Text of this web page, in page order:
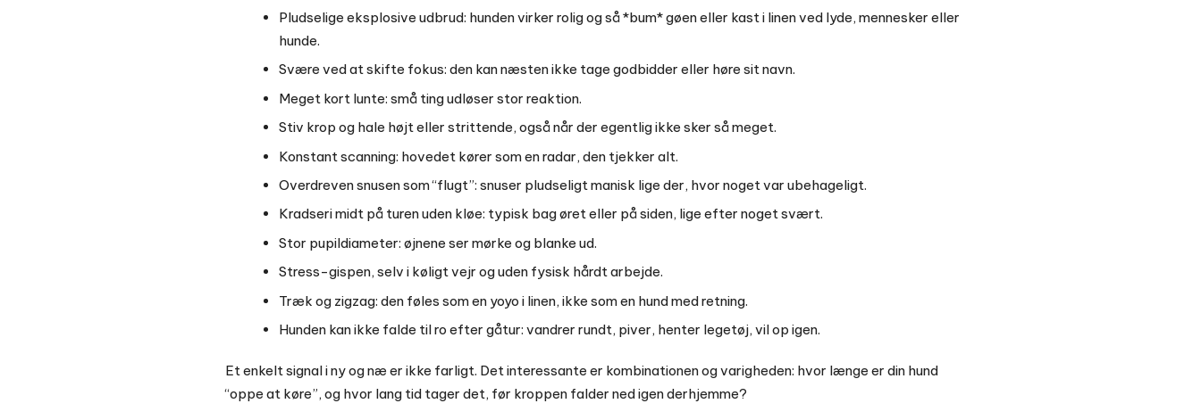
Pludselige eksplosive udbrud: hunden virker rolig og så *bum* gøen eller kast i linen ved lyde, mennesker eller
hunde.
Svære ved at skifte fokus: den kan næsten ikke tage godbidder eller høre sit navn.
Meget kort lunte: små ting udløser stor reaktion.
Stiv krop og hale højt eller strittende, også når der egentlig ikke sker så meget.
Konstant scanning: hovedet kører som en radar, den tjekker alt.
Overdreven snusen som “flugt”: snuser pludseligt manisk lige der, hvor noget var ubehageligt.
Kradseri midt på turen uden kløe: typisk bag øret eller på siden, lige efter noget svært.
Stor pupildiameter: øjnene ser mørke og blanke ud.
Stress-gispen, selv i køligt vejr og uden fysisk hårdt arbejde.
Træk og zigzag: den føles som en yoyo i linen, ikke som en hund med retning.
Hunden kan ikke falde til ro efter gåtur: vandrer rundt, piver, henter legetøj, vil op igen.
Et enkelt signal i ny og næ er ikke farligt. Det interessante er kombinationen og varigheden: hvor længe er din hund
“oppe at køre”, og hvor lang tid tager det, før kroppen falder ned igen derhjemme?